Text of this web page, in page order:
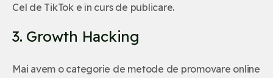
Cel de TikTok e în curs de publicare.
3. Growth Hacking
Mai avem o categorie de metode de promovare online